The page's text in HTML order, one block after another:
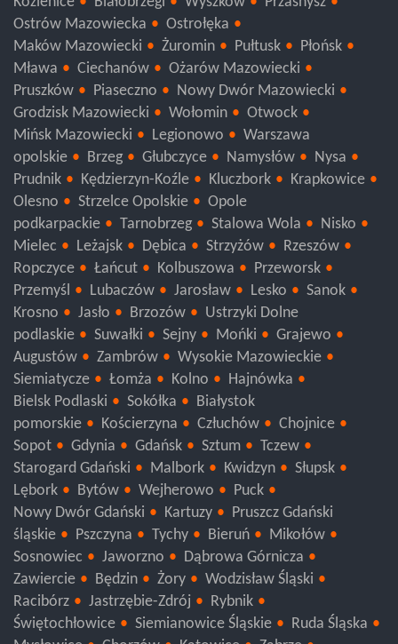
Kozienice
Białobrzegi Wyszków
Przasnysz
Ostrów Mazowiecka
Ostrołęka
Maków Mazowiecki
Żuromin Pułtusk
Płońsk
Mława
Ciechanów
Ożarów Mazowiecki
Pruszków
Piaseczno
Nowy Dwór Mazowiecki
Grodzisk Mazowiecki
Wołomin
Otwock
Mińsk Mazowiecki
Legionowo
Warszawa
opolskie
Brzeg Głubczyce Namysłów
Nysa
Prudnik
Kędzierzyn-Koźle Kluczbork
Krapkowice
Olesno
Strzelce Opolskie
Opole
podkarpackie
Tarnobrzeg Stalowa Wola
Nisko
Mielec
Leżajsk Dębica Strzyżów
Rzeszów
Ropczyce
Łańcut Kolbuszowa
Przeworsk
Przemyśl
Lubaczów Jarosław Lesko
Sanok
Krosno
Jasło Brzozów
Ustrzyki Dolne
podlaskie
Suwałki Sejny Mońki
Grajewo
Augustów
Zambrów
Wysokie Mazowieckie
Siemiatycze
Łomża Kolno
Hajnówka
Bielsk Podlaski
Sokółka
Białystok
pomorskie
Kościerzyna Człuchów
Chojnice
Sopot
Gdynia Gdańsk Sztum
Tczew
Starogard Gdański
Malbork Kwidzyn
Słupsk
Lębork
Bytów Wejherowo
Puck
Nowy Dwór Gdański
Kartuzy
Pruszcz Gdański
śląskie
Pszczyna Tychy Bieruń
Mikołów
Sosnowiec
Jaworzno
Dąbrowa Górnicza
Zawiercie
Będzin Żory
Wodzisław Śląski
Racibórz
Jastrzębie-Zdrój
Rybnik
Świętochłowice
Siemianowice Śląskie
Ruda Śląska